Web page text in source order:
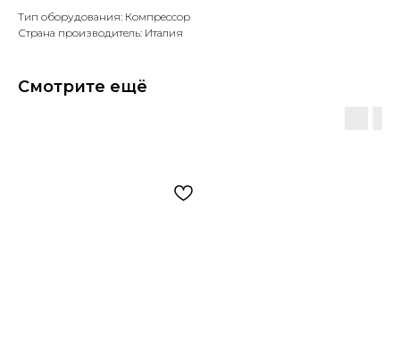
Тип оборудования: Компрессор
Страна производитель: Италия
Смотрите ещё